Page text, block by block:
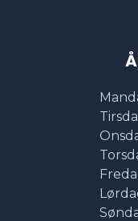
mørk
mørktonede